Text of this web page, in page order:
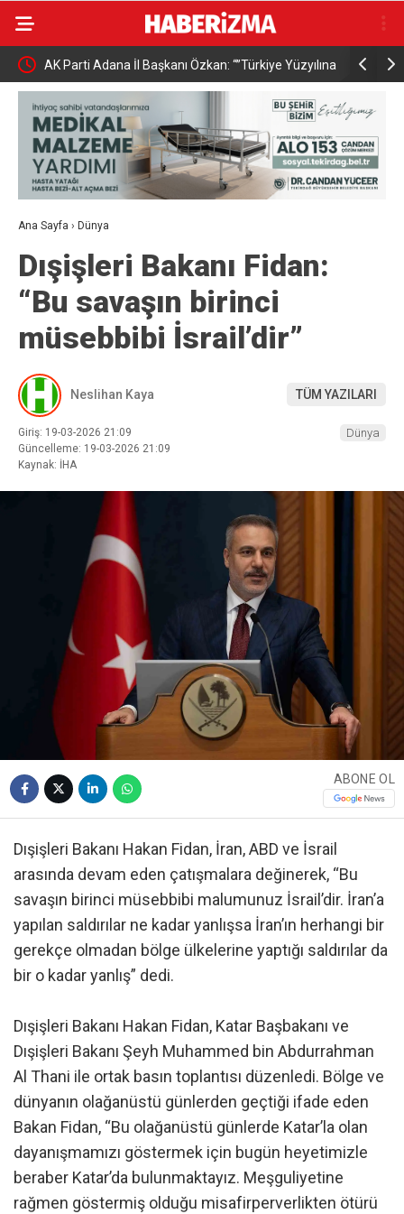
AK Parti Adana İl Başkanı Özkan: “”Türkiye Yüzyılına
güçlü teşkilatımızla yürüyoruz” geldi
Ana Sayfa › Dünya
Dışişleri Bakanı Fidan:
“Bu savaşın birinci
müsebbibi İsrail’dir”
Neslihan Kaya TÜM YAZILARI
Giriş: 19-03-2026 21:09
Güncelleme: 19-03-2026 21:09
Kaynak: İHA
Dünya
ABONE OL
Dışişleri Bakanı Hakan Fidan, İran, ABD ve İsrail
arasında devam eden çatışmalara değinerek, “Bu
savaşın birinci müsebbibi malumunuz İsrail’dir. İran’a
yapılan saldırılar ne kadar yanlışsa İran’ın herhangi bir
gerekçe olmadan bölge ülkelerine yaptığı saldırılar da
bir o kadar yanlış” dedi.
Dışişleri Bakanı Hakan Fidan, Katar Başbakanı ve
Dışişleri Bakanı Şeyh Muhammed bin Abdurrahman
Al Thani ile ortak basın toplantısı düzenledi. Bölge ve
dünyanın olağanüstü günlerden geçtiği ifade eden
Bakan Fidan, “Bu olağanüstü günlerde Katar’la olan
dayanışmamızı göstermek için bugün heyetimizle
beraber Katar’da bulunmaktayız. Meşguliyetine
rağmen göstermiş olduğu misafirperverlikten ötürü